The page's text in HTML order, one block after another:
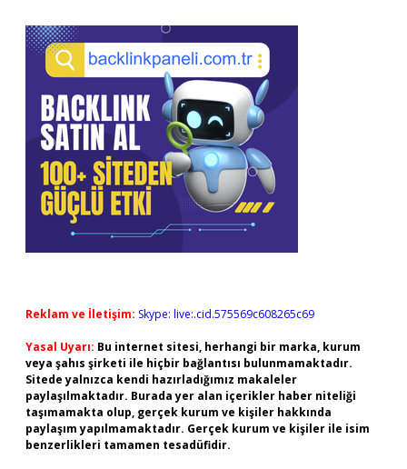
Reklam ve İletişim: Skype: live:.cid.575569c608265c69
Yasal Uyarı: Bu internet sitesi, herhangi bir marka, kurum
veya şahıs şirketi ile hiçbir bağlantısı bulunmamaktadır.
Sitede yalnızca kendi hazırladığımız makaleler
paylaşılmaktadır. Burada yer alan içerikler haber niteliği
taşımamakta olup, gerçek kurum ve kişiler hakkında
paylaşım yapılmamaktadır. Gerçek kurum ve kişiler ile isim
benzerlikleri tamamen tesadüfidir.